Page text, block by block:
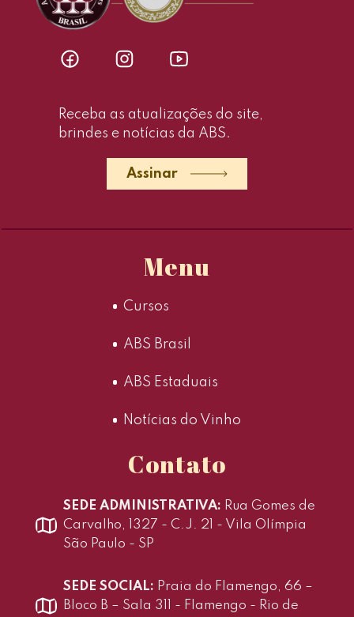
Receba as atualizações do site,
brindes e notícias da ABS.
Assinar
Menu
Cursos
ABS Brasil
ABS Estaduais
Notícias do Vinho
Contato
SEDE ADMINISTRATIVA: Rua Gomes de
Carvalho, 1327 - C.J. 21 - Vila Olímpia
São Paulo - SP
SEDE SOCIAL: Praia do Flamengo, 66 –
Bloco B – Sala 311 - Flamengo - Rio de